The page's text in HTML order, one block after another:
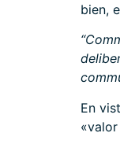
bien,
En